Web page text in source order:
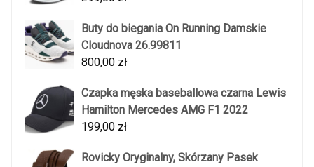
Buty do biegania On Running Damskie
Cloudnova 26.99811
800,00 zł
Czapka męska baseballowa czarna Lewis
Hamilton Mercedes AMG F1 2022
199,00 zł
Rovicky Oryginalny, Skórzany Pasek